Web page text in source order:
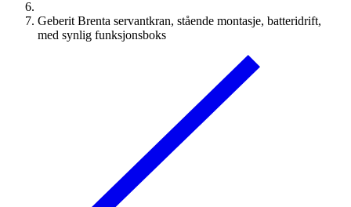
Geberit Brenta servantkran, stående montasje, batteridrift,
med synlig funksjonsboks